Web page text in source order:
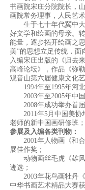
书画院宋庄分院院长，
画院常务理事，人民艺
生于七十年代冀中大
好文学和绘画的母亲。
能量，逐步拓开绘画之
美”的思想立足传统，
入编宋庄出版的《归去
高峰论坛》，作品《弥
观音山第六届健康文化
1994年至1995年河北
2003年至2005年中国
2008年成功举办首届
2011年5月中国美协
老师的新中国画研修班；
参展及入编各类刊物：
2001年人物画《和合
展佳作奖；
动物画丝毛虎《雄风
迹选；
2003年花鸟画牡丹《
中华书画艺术精品大赛